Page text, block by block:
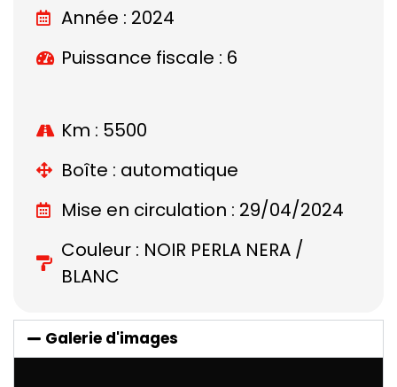
Année : 2024
Puissance fiscale : 6
Km : 5500
Boîte : automatique
Mise en circulation : 29/04/2024
Couleur : NOIR PERLA NERA /
BLANC
Galerie d'images